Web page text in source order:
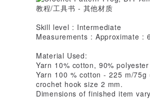
Skill level : Intermediate
Measurements : Approximate :
Material Used:
Yarn 10% cotton, 90%
Yarn 100 % cotton - 225 m/
crochet hook size 2 mm.
Dimensions of finished item